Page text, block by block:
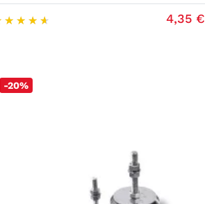
4,35 €
-20%